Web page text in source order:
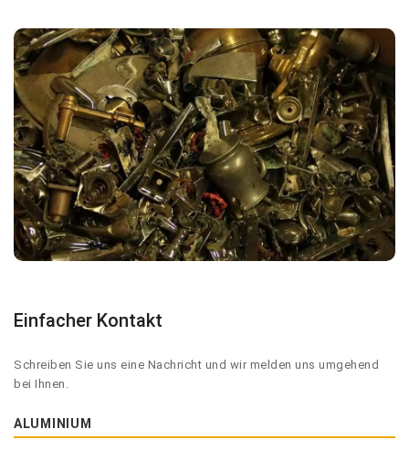
Einfacher Kontakt
Schreiben Sie uns eine Nachricht und wir melden uns umgehend
bei Ihnen.
ALUMINIUM